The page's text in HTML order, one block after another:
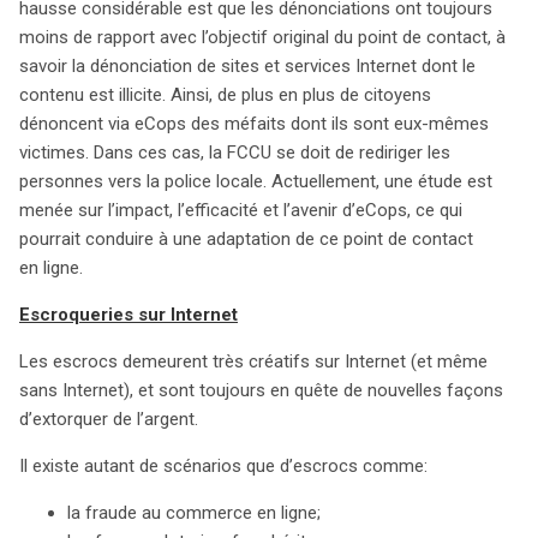
hausse considérable est que les dénonciations ont toujours
moins de rapport avec l’objectif original du point de contact, à
savoir la dénonciation de sites et services Internet dont le
contenu est illicite. Ainsi, de plus en plus de citoyens
dénoncent via eCops des méfaits dont ils sont eux-mêmes
victimes. Dans ces cas, la FCCU se doit de rediriger les
personnes vers la police locale. Actuellement, une étude est
menée sur l’impact, l’efficacité et l’avenir d’eCops, ce qui
pourrait conduire à une adaptation de ce point de contact
en ligne.
Escroqueries sur Internet
Les escrocs demeurent très créatifs sur Internet (et même
sans Internet), et sont toujours en quête de nouvelles façons
d’extorquer de l’argent.
Il existe autant de scénarios que d’escrocs comme:
la fraude au commerce en ligne;